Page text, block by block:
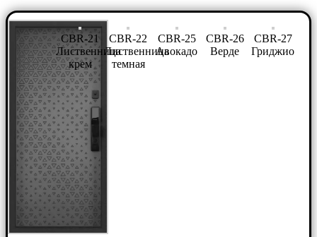
CBR-21
Лиственница
крем
CBR-22
Лиственница
темная
CBR-25
Авокадо
CBR-26
Верде
CBR-27
Гриджио